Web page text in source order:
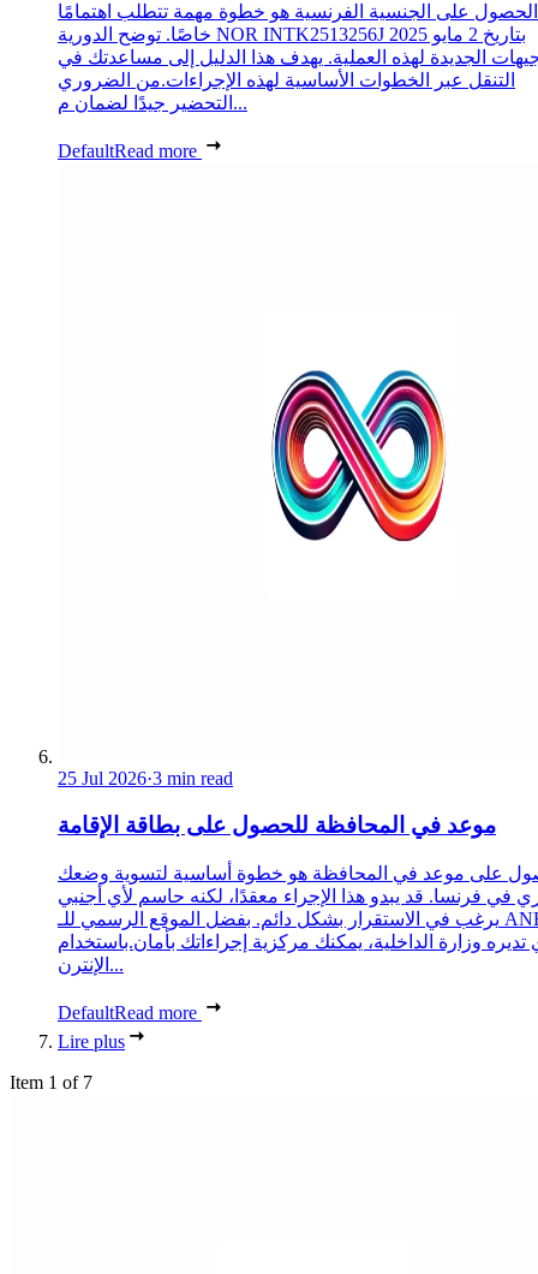
الحصول على الجنسية الفرنسية هو خطوة مهمة تتطلب اهتمامًا
خاصًا. توضح الدورية NOR INTK2513256J بتاريخ 2 مايو 2025
الجديدة لهذه العملية. يهدف هذا الدليل إلى مساعدتك في
التنقل عبر الخطوات الأساسية لهذه الإجراءات.من الضروري
التحضير جيدًا لضمان م...
DefaultRead more
25 Jul 2026·3 min read
موعد في المحافظة للحصول على بطاقة الإقامة
على موعد في المحافظة هو خطوة أساسية لتسوية وضعك
في فرنسا. قد يبدو هذا الإجراء معقدًا، لكنه حاسم لأي أجنبي
يرغب في الاستقرار بشكل دائم. بفضل الموقع الرسمي للـ ANEF،
تديره وزارة الداخلية، يمكنك مركزية إجراءاتك بأمان.باستخدام
الإنترن...
DefaultRead more
Lire plus
Item 1 of 7